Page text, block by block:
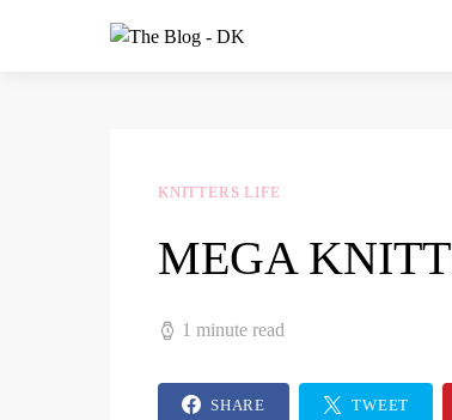
KNITTERS LIFE
MEGA
1 minute read
SHARE TWEET